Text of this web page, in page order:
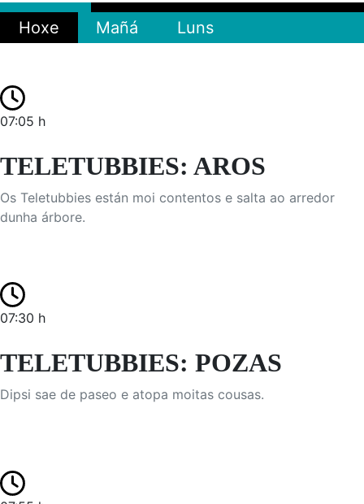
Hoxe Mañá Luns
07:05 h
TELETUBBIES: AROS
Os Teletubbies están moi contentos e salta ao arredor
dunha árbore.
07:30 h
TELETUBBIES: POZAS
Dipsi sae de paseo e atopa moitas cousas.